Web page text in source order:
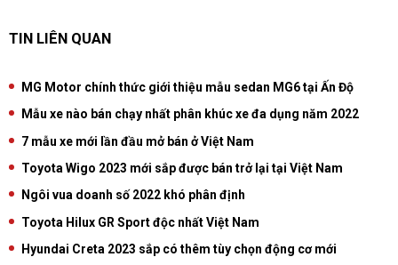
TIN LIÊN QUAN
MG Motor chính thức giới thiệu mẫu sedan MG6 tại Ấn Độ
Mẫu xe nào bán chạy nhất phân khúc xe đa dụng năm 2022
7 mẫu xe mới lần đầu mở bán ở Việt Nam
Toyota Wigo 2023 mới sắp được bán trở lại tại Việt Nam
Ngôi vua doanh số 2022 khó phân định
Toyota Hilux GR Sport độc nhất Việt Nam
Hyundai Creta 2023 sắp có thêm tùy chọn động cơ mới